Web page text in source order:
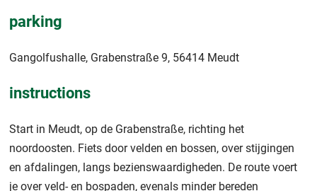
parking
Gangolfushalle, Grabenstraße 9, 56414 Meudt
instructions
Start in Meudt, op de Grabenstraße, richting het
noordoosten. Fiets door velden en bossen, over stijgingen
en afdalingen, langs bezienswaardigheden. De route voert
je over veld- en bospaden, evenals minder bereden